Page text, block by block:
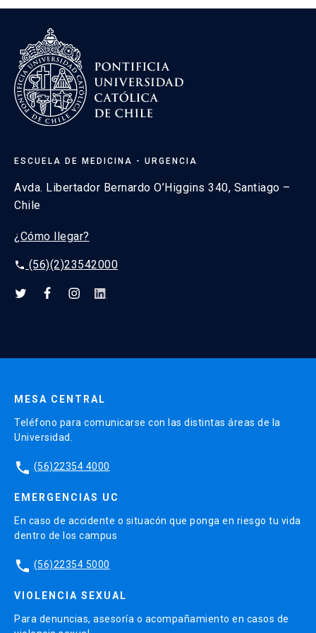
ESCUELA DE MEDICINA - URGENCIA
Avda. Libertador Bernardo O’Higgins 340, Santiago –
Chile
¿Cómo llegar?
phone (56)(2)23542000
MESA CENTRAL
Teléfono para comunicarse con las distintas áreas de la
Universidad.
phone (56)22354 4000
EMERGENCIAS UC
En caso de accidente o situacón que ponga en riesgo tu vida
dentro de los campus
phone (56)22354 5000
VIOLENCIA SEXUAL
Para denuncias, asesoría o acompañamiento en casos de